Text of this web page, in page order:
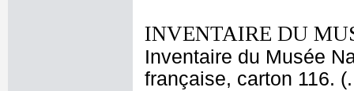
INVENTAIRE DU
Inventaire du Musée
française, carton 116.